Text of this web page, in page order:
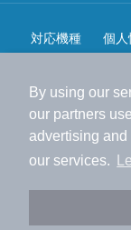
By using our
our partners
advertising
our services.
対応機種 個人